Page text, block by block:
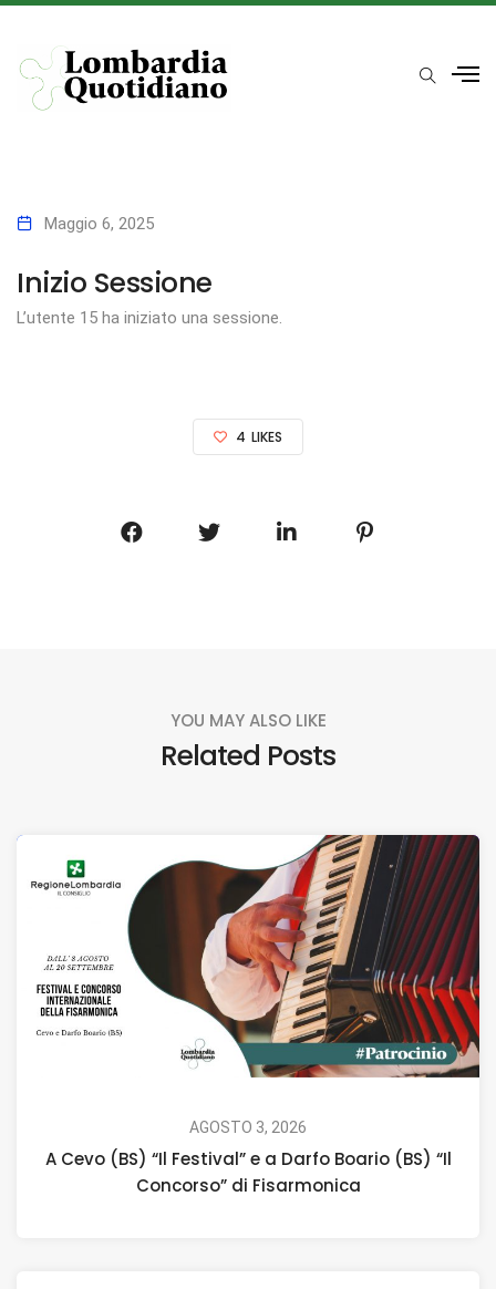
Maggio 6, 2025
Inizio Sessione
L’utente 15 ha iniziato una sessione.
4 LIKES
YOU MAY ALSO LIKE
Related Posts
AGOSTO 3, 2026
A Cevo (BS) “Il Festival” e a Darfo Boario (BS) “Il
Concorso” di Fisarmonica